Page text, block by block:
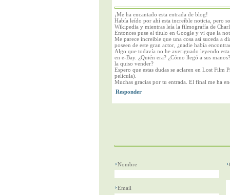
¡Me ha encantado esta entrada de blog!
Había leído por ahí esta increíble noticia, pero
Wikipedia y mientras leía la filmografía de
Entonces puse el título en Google y vi que la
Me parece increíble que una cosa así suceda a
poseen de este gran actor, ¿nadie había
Algo que todavía no he averiguado leyendo
en e-Bay. ¿Quién era? ¿Cómo llegó a sus
la quiso vender?
Espero que estas dudas se aclaren en Lost Film
película).
Muchas gracias por tu entrada. El final me ha
Nombre
Email